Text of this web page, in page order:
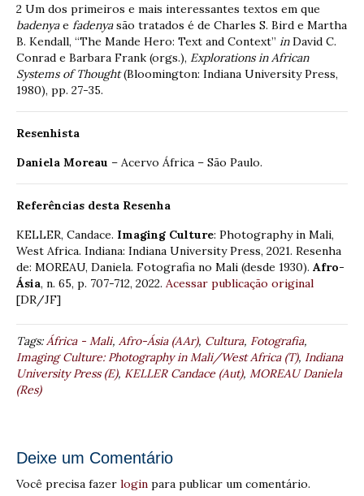
2 Um dos primeiros e mais interessantes textos em que
badenyae fadenyasão tratados é de Charles S. Bird e Martha
B. Kendall, “The Mande Hero: Text and Context” inDavid C.
Conrad e Barbara Frank (orgs.), Explorations in African
Systems of Thought(Bloomington: Indiana University Press,
1980), pp. 27-35.
Resenhista
Daniela Moreau – Acervo África – São Paulo.
Referências desta Resenha
KELLER, Candace. Imaging Culture: Photography in Mali,
West Africa. Indiana: Indiana University Press, 2021. Resenha
de: MOREAU, Daniela. Fotografia no Mali (desde 1930). Afro-
Ásia, n. 65, p. 707-712, 2022. Acessar publicação original
[DR/JF]
Tags:África - Mali, Afro-Ásia (AAr), Cultura, Fotografia,
Imaging Culture: Photography in Mali/West Africa (T), Indiana
University Press (E), KELLER Candace (Aut), MOREAU Daniela
(Res)
Deixe um Comentário
Você precisa fazer login para publicar um comentário.